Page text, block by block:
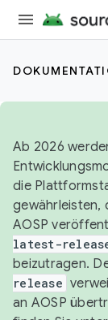
Ab 2026
die
gewährleisten,
AOSP
latest-
beizutragen.
release
an AOSP